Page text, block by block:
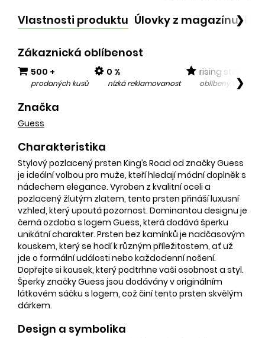
Vlastnosti produktu Úlovky z magazínu❯
Zákaznická oblíbenost
500 +
prodaných kusů
0 %
nízká reklamovanost
rising star
oblíbený v❯
Značka
Guess
Charakteristika
Stylový pozlacený prsten King’s Road od značky Guess
je ideální volbou pro muže, kteří hledají módní doplněk s
nádechem elegance. Vyroben z kvalitní oceli a
pozlacený žlutým zlatem, tento prsten přináší luxusní
vzhled, který upoutá pozornost. Dominantou designu je
černá ozdoba s logem Guess, která dodává šperku
unikátní charakter. Prsten bez kamínků je nadčasovým
kouskem, který se hodí k různým příležitostem, ať už
jde o formální události nebo každodenní nošení.
Dopřejte si kousek, který podtrhne vaši osobnost a styl.
Šperky značky Guess jsou dodávány v originálním
látkovém sáčku s logem, což činí tento prsten skvělým
dárkem.
Design a symbolika